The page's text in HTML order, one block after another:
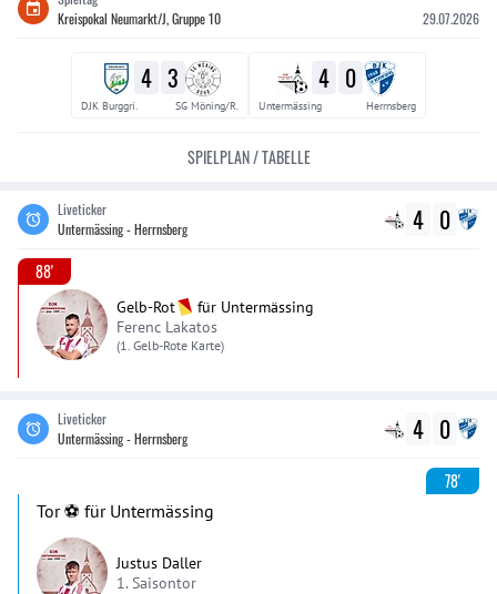
Kreispokal Neumarkt/J, Gruppe 10
29.07.2026
4 3
DJK Burggri. SG Möning/R.
4 0
Untermässing Herrnsberg
SPIELPLAN / TABELLE
Liveticker
Untermässing - Herrnsberg
4 0
88'
Gelb-Rot für Untermässing
Ferenc Lakatos
(1. Gelb-Rote Karte)
Liveticker
Untermässing - Herrnsberg
4 0
78'
Tor ⚽️ für Untermässing
Justus Daller
1. Saisontor